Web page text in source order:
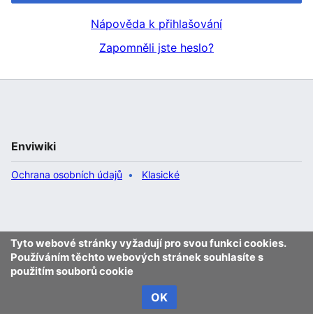
Nápověda k přihlašování
Zapomněli jste heslo?
Tyto webové stránky vyžadují pro svou funkci cookies.
Používáním těchto webových stránek souhlasíte s
použitím souborů cookie
OK
Enviwiki
Ochrana osobních údajů Klasické